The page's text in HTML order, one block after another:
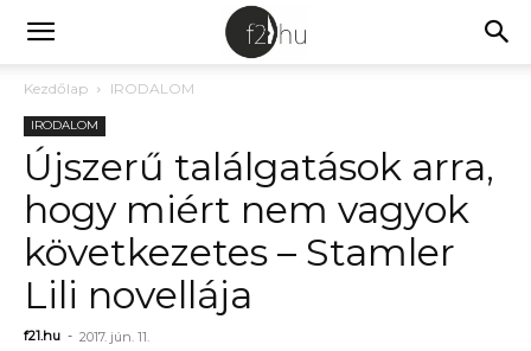
Kezdőlap IRODALOM
IRODALOM
Újszerű találgatások arra,
hogy miért nem vagyok
következetes – Stamler
Lili novellája
f21.hu - 2017. jún. 11.